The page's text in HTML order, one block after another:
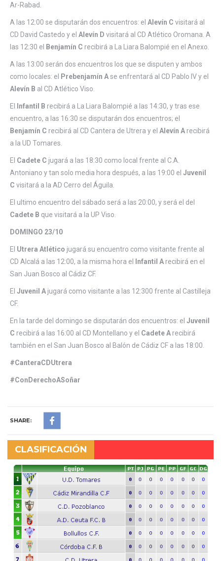
Ar-Rabad.
A las 12:00 se disputarán dos encuentros: el Alevín C visitará al
CD David Castedo y el Alevín D visitará al CD Atlético Oromana. A
las 12:30 el
Benjamín C recibirá a La Liara Balompié en el Anexo.
A las 13:00 serán dos encuentros los que se disputen y ambos
como locales: el
Prebenjamín Ase enfrentará al CD Pablo IV y el
Alevín B al CD Atlético Viso.
El Infantil B recibirá a La Liara Balompié a las 14:30, y tras ese
encuentro, a las 16:30 se disputarán dos encuentros; el
Benjamín C recibirá al CD Cantera de Utrera y el Alevín Arecibirá
a la UD Tomares.
El Cadete C jugará a las 18:30 como local frente al C.A.
Antoniano y tan solo media hora después, a las 19:00 el Juvenil
C visitará a la AD Cerro del Águila.
El ultimo encuentro del sábado será a las 20:00, y será el del
Cadete B que visitará a la UP Viso.
DOMINGO 23/10
El Utrera Atlético jugará su encuentro como visitante frente al
CD Alcalá a las 12:00, a la misma hora el
Infantil Arecibirá en el
San Juan Bosco al Cádiz CF.
El Juvenil Ajugará como visitante a las 12:300 frente al Castilleja
CF.
En la tarde del domingo se disputarán dos encuentros: el Juvenil
C recibirá a las 16:00 al CD Montellano y el Cadete Arecibirá
también en el San Juan Bosco al Balón de Cádiz CF a las 18:00.
#CanteraCDUtrera
#ConDerechoASoñar
SHARE:
CLASIFICACIÓN